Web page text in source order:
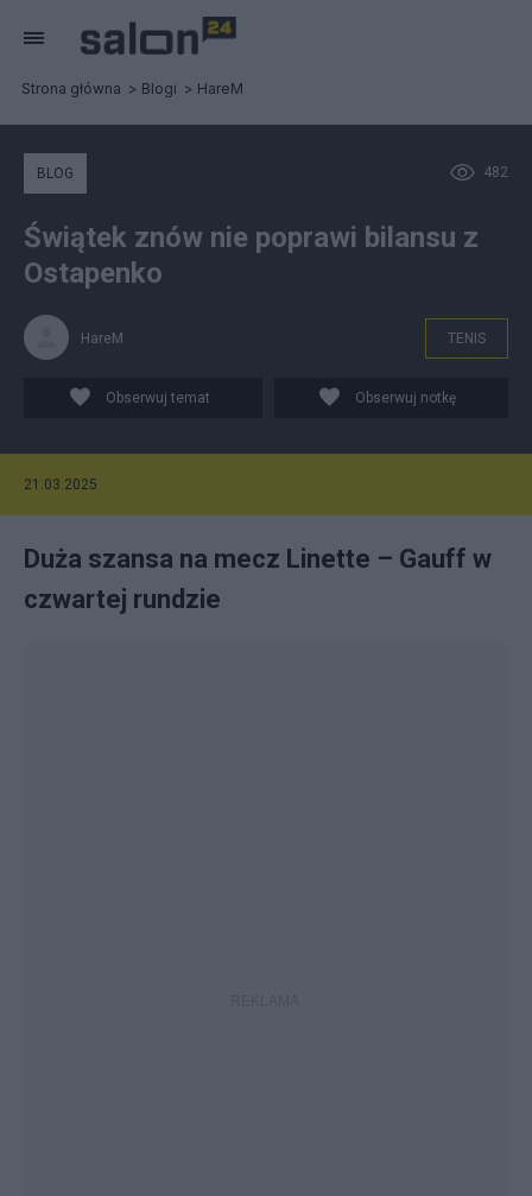
Strona główna Blogi HareM
482
BLOG
Świątek znów nie poprawi bilansu z
Ostapenko
HareM TENIS
Obserwuj temat Obserwuj notkę
21.03.2025
Duża szansa na mecz Linette – Gauff w
czwartej rundzie